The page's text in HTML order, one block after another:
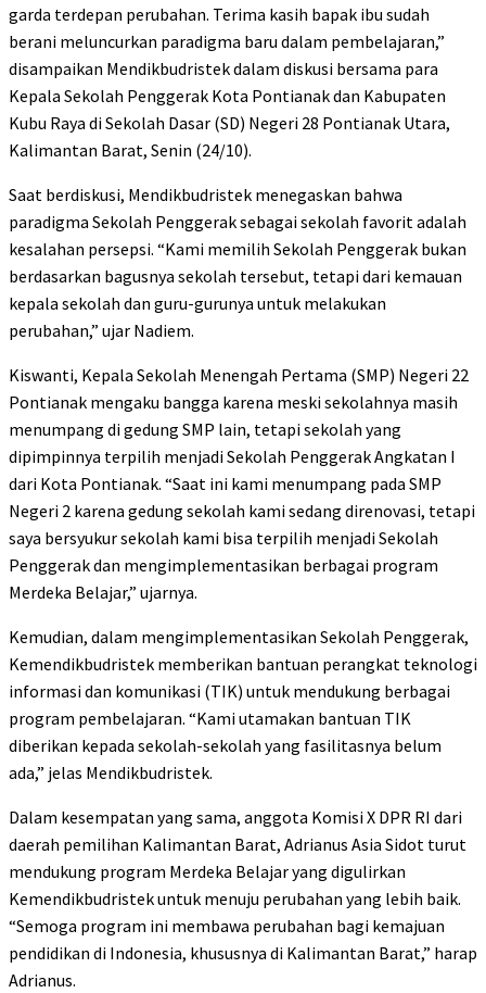
garda terdepan perubahan. Terima kasih bapak ibu sudah
berani meluncurkan paradigma baru dalam pembelajaran,”
disampaikan Mendikbudristek dalam diskusi bersama para
Kepala Sekolah Penggerak Kota Pontianak dan Kabupaten
Kubu Raya di Sekolah Dasar (SD) Negeri 28 Pontianak Utara,
Kalimantan Barat, Senin (24/10).
Saat berdiskusi, Mendikbudristek menegaskan bahwa
paradigma Sekolah Penggerak sebagai sekolah favorit adalah
kesalahan persepsi. “Kami memilih Sekolah Penggerak bukan
berdasarkan bagusnya sekolah tersebut, tetapi dari kemauan
kepala sekolah dan guru-gurunya untuk melakukan
perubahan,” ujar Nadiem.
Kiswanti, Kepala Sekolah Menengah Pertama (SMP) Negeri 22
Pontianak mengaku bangga karena meski sekolahnya masih
menumpang di gedung SMP lain, tetapi sekolah yang
dipimpinnya terpilih menjadi Sekolah Penggerak Angkatan I
dari Kota Pontianak. “Saat ini kami menumpang pada SMP
Negeri 2 karena gedung sekolah kami sedang direnovasi, tetapi
saya bersyukur sekolah kami bisa terpilih menjadi Sekolah
Penggerak dan mengimplementasikan berbagai program
Merdeka Belajar,” ujarnya.
Kemudian, dalam mengimplementasikan Sekolah Penggerak,
Kemendikbudristek memberikan bantuan perangkat teknologi
informasi dan komunikasi (TIK) untuk mendukung berbagai
program pembelajaran. “Kami utamakan bantuan TIK
diberikan kepada sekolah-sekolah yang fasilitasnya belum
ada,” jelas Mendikbudristek.
Dalam kesempatan yang sama, anggota Komisi X DPR RI dari
daerah pemilihan Kalimantan Barat, Adrianus Asia Sidot turut
mendukung program Merdeka Belajar yang digulirkan
Kemendikbudristek untuk menuju perubahan yang lebih baik.
“Semoga program ini membawa perubahan bagi kemajuan
pendidikan di Indonesia, khususnya di Kalimantan Barat,” harap
Adrianus.